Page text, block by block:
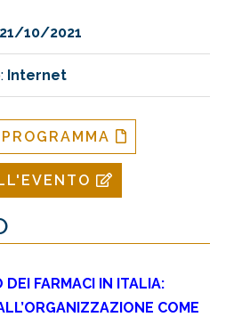
21/10/2021
Internet
DEI FARMACI IN ITALIA:
COME